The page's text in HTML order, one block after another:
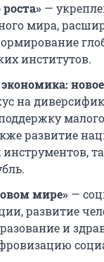
—
мира,
институтов.
на
развитие
мире» —
развитие
и